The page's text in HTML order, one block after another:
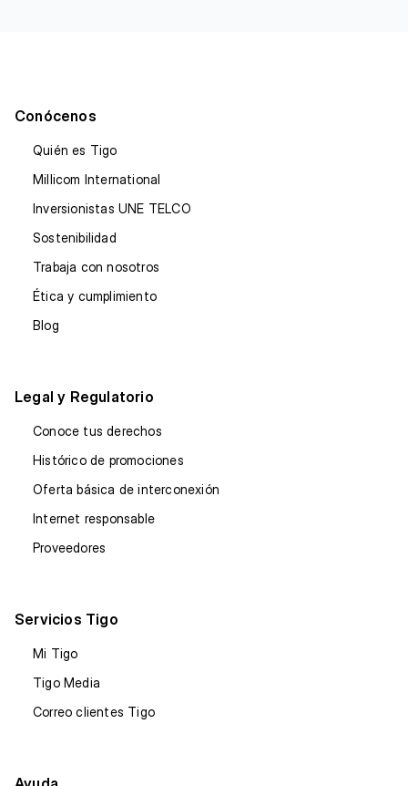
Conócenos
Quién es Tigo
Millicom International
Inversionistas UNE TELCO
Sostenibilidad
Trabaja con nosotros
Ética y cumplimiento
Blog
Legal y Regulatorio
Conoce tus derechos
Histórico de promociones
Oferta básica de interconexión
Internet responsable
Proveedores
Servicios Tigo
Mi Tigo
Tigo Media
Correo clientes Tigo